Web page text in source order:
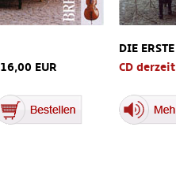
16,00 EUR
DIE ERSTE
CD